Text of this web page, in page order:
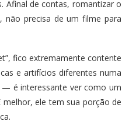
Afinal de contas, romantizar o
não precisa de um filme para
fico extremamente contente
e artifícios diferentes numa
é interessante ver como um
ele tem sua porção de